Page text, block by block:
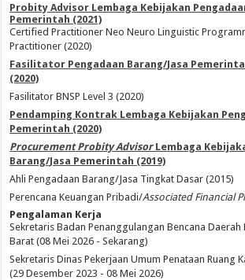
Probity Advisor Lembaga Kebijakan
Pemerintah (2021)
Certified Practitioner Neo Neuro Linguistic
Practitioner (2020)
Fasilitator Pengadaan Barang/Jasa
(2020)
Fasilitator BNSP Level 3 (2020)
Pendamping Kontrak Lembaga Kebijakan
Pemerintah (2020)
Procurement Probity Advisor Lembaga
Barang/Jasa Pemerintah (2019)
Ahli Pengadaan Barang/Jasa Tingkat Dasar (2015)
Perencana Keuangan Pribadi/Associated Financial
Pengalaman Kerja
Sekretaris Badan Penanggulangan Bencana Daerah
Barat (08 Mei 2026 - Sekarang)
Sekretaris Dinas Pekerjaan Umum Penataan Ruang
(29 Desember 2023 - 08 Mei 2026)